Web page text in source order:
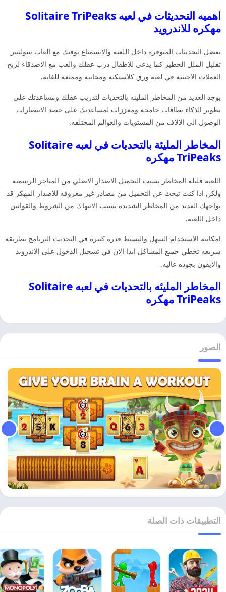
اهميه التحديثات في لعبه Solitaire TriPeaks
مهكره للاندرويد
بفضل التحديثات المتوفره داخل اللعبه والاستمتاع بوقتك مع العاب سوليتير
تقليل الملل الخطير كما يدعى للاطفال درب عقلك والعب مع الاصدقاء لربح
العملات الاجنبيه في لعبه ورق كلاسيكيه ومجانيه وممتعه للغايه.
يوجد العديد من المخاطر المليئه بالتحديات لتدريب عقلك ومساعدتك على
تطوير الذكاء بطاقات جامحه ومعززات لمساعدتك على حصد الانتصارات
الوصول الى الالاف من المستويات والعوالم المختلفه.
المخاطر المليئة بالتحديات في لعبه Solitaire
TriPeaks مهكره
اللعبه قليله المخاطر بسبب التحميل الاصدار الاصلي من المتاجر الرسميه
ولكن اذا كنت تبحث عن التحميل من مصادر غير معروفه للاصدار المهكر قد
يواجهك العديد من المخاطر الشديده بسبب الانتهاك من الشروط والقوانين
داخل اللعبه.
امكانيه الاستخدام السهل والبسيط قدره كبيره في التحديث البرنامج بطريقه
سريعه تخطي جميع المشاكل ابدا الان في تسجيل الدخول على الاندرويد
والايفون بجوده عاليه.
المخاطر المليئه بالتحديات في لعبه Solitaire
TriPeaks مهكره
الصور
التطبيقات ذات الصلة